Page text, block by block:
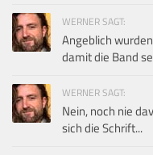
WERNER SAGT:
Angeblich
damit die Band
WERNER SAGT:
Nein, noch nie
sich die Schrift...